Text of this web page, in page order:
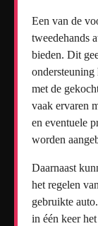
Een van de
tweedehands
bieden. Dit
ondersteuning
met de
vaak ervaren
en eventuele
worden
Daarnaast
het regelen
gebruikte
in één keer